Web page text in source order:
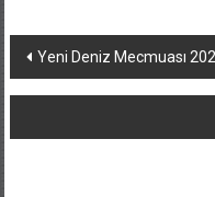
Yazı
dolaşımı